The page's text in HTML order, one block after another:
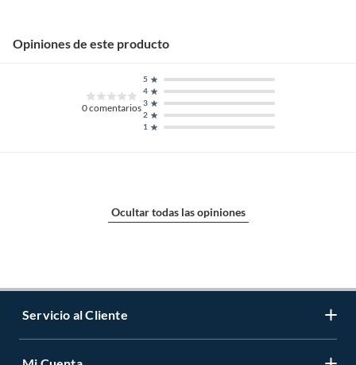
Opiniones de este producto
0comentarios
1
2
3
4
5
Ocultar todas las opiniones
Servicio al Cliente